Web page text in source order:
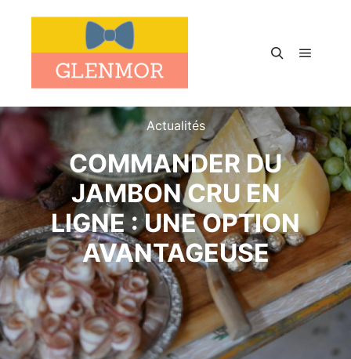
Actualités
COMMANDER DU
JAMBON CRU EN
LIGNE : UNE OPTION
AVANTAGEUSE